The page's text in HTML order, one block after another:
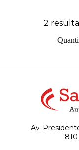
2
Av.